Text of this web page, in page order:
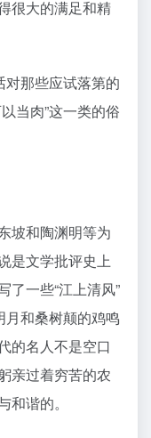
很大的满足和精
对那些应试落第的
当肉”这一类的俗
坡和陶渊明等为
是文学批评史上
了一些“江上清风”
月和桑树颠的鸡鸣
的名人不是空口
亲过着穷苦的农
谐的。